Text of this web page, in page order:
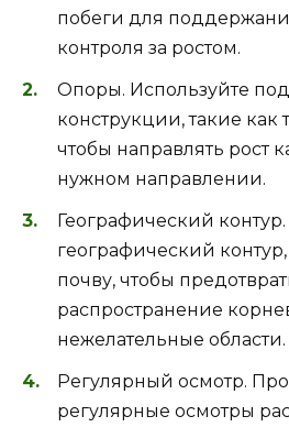
побеги для
контроля за ростом.
Опоры. Используйте
конструкции, такие как
чтобы направлять рост
нужном направлении.
Географический контур.
географический
почву, чтобы
распространение
нежелательные области.
Регулярный осмотр.
регулярные осмотры